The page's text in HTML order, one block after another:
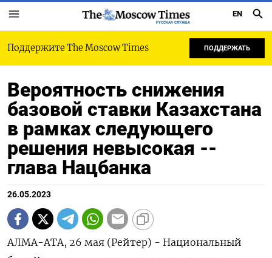
РУССКАЯ СЛУЖБА
EN
Поддержите The Moscow Times ПОДДЕРЖАТЬ
Вероятность снижения
базовой ставки Казахстана
в рамках следующего
решения невысокая --
глава Нацбанка
26.05.2023
АЛМА-АТА, 26 мая (Рейтер) - Национальный